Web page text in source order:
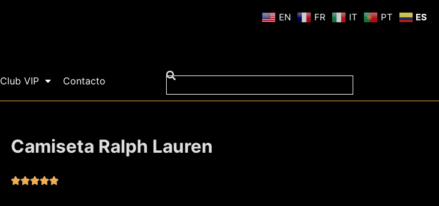
Club VIP Contacto
Camiseta Ralph Lauren

EN FR IT PT ES